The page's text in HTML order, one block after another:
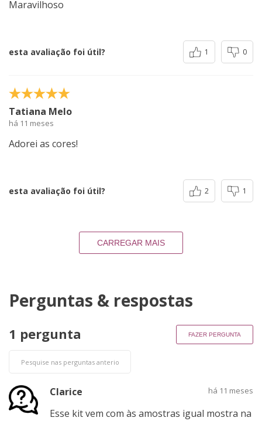
Maravilhoso
esta avaliação foi útil? 1 0
Tatiana Melo
há 11 meses
Adorei as cores!
esta avaliação foi útil? 2 1
CARREGAR MAIS
Perguntas & respostas
1 pergunta FAZER PERGUNTA
Clarice há 11 meses
Esse kit vem com às amostras igual mostra na